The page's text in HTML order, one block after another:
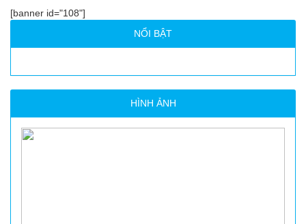
[banner id="108"]
NỔI BẬT
HÌNH ẢNH